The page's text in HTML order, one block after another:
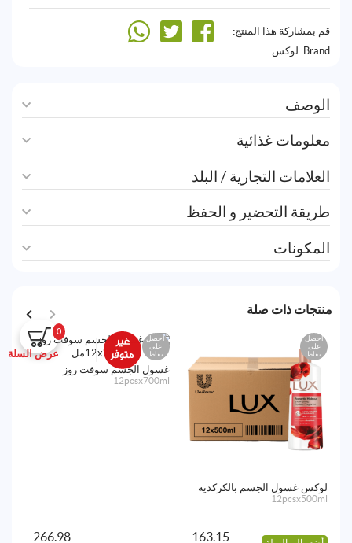
0
عرض السلة
قم بمشاركة هذا المنتج:
Brand: لوكس
الوصف
معلومات غذائية
العلامات التجارية / البلد
طريقة التحضير و الحفظ
المكونات
منتجات ذات صلة
احصل
على
نقاط
لوكس غسول الجسم بالكركديه
12pcsx500ml
163.15
احصل
على
نقاط
غسول الجسم سوفت روز
12pcsx700ml
266.98